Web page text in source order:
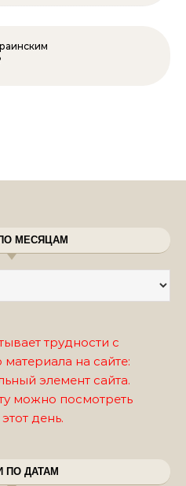
МЕСЯЦАМ
трудности с
на сайте:
элемент сайта.
можно посмотреть
день.
ПО ДАТАМ